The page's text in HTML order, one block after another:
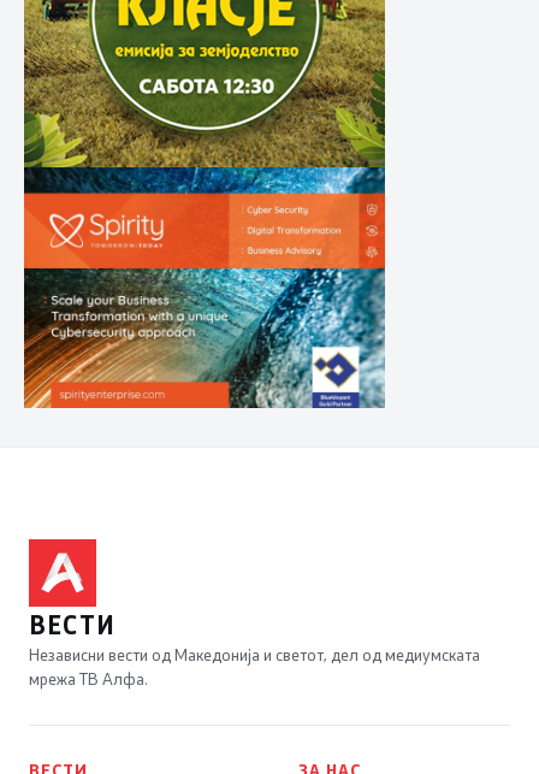
ВЕСТИ
Независни вести од Македонија и светот, дел од медиумската
мрежа ТВ Алфа.